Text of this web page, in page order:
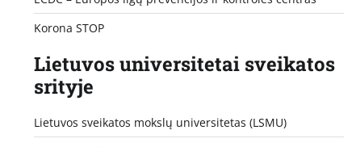
Korona STOP
Lietuvos universitetai sveikatos
srityje
Lietuvos sveikatos mokslų universitetas (LSMU)